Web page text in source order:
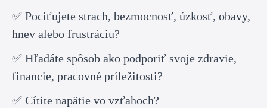
✅ Pociťujete strach, bezmocnosť, úzkosť, obavy,
hnev alebo frustráciu?
✅ Hľadáte spôsob ako podporiť svoje zdravie,
financie, pracovné príležitosti?
✅ Cítite napätie vo vzťahoch?